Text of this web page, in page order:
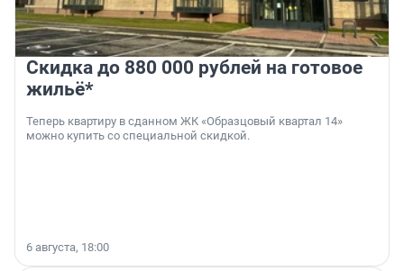
Скидка до 880 000 рублей на готовое
жильё*
Теперь квартиру в сданном ЖК «Образцовый квартал 14»
можно купить со специальной скидкой.
6 августа, 18:00